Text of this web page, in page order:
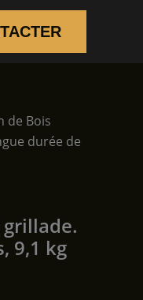
de Bois
durée de
9,1 kg